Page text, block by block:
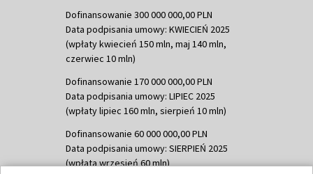
Dofinansowanie 300 000 000,00 PLN
Data podpisania umowy: KWIECIEŃ 2025
(wpłaty kwiecień 150 mln, maj 140 mln,
czerwiec 10 mln)
Dofinansowanie 170 000 000,00 PLN
Data podpisania umowy: LIPIEC 2025
(wpłaty lipiec 160 mln, sierpień 10 mln)
Dofinansowanie 60 000 000,00 PLN
Data podpisania umowy: SIERPIEŃ 2025
(wpłata wrzesień 60 mln)